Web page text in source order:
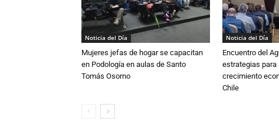
Noticia del Día
Mujeres jefas de hogar se capacitan
en Podología en aulas de Santo
Tomás Osorno
Noticia del Día
Encuentro del
estrategias para
crecimiento
Chile